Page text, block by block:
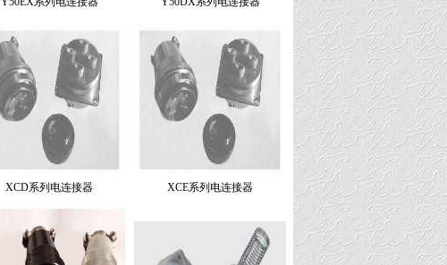
XCD系列电连接器 XCE系列电连接器